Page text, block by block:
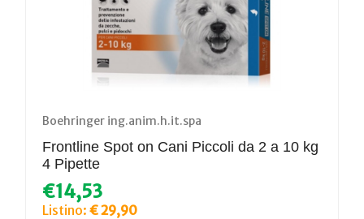
Boehringer ing.anim.h.it.spa
Frontline Spot on Cani Piccoli da 2 a 10 kg
4 Pipette
€14,53
Listino: € 29,90